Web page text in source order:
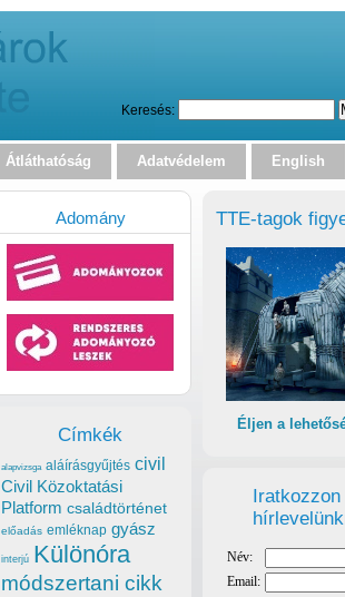
Keresés:
Átláthatóság Adatvédelem English
TTE-tagok
Éljen a
Iratkozzon
Adomány
Címkék
alapvizsga aláírásgyűjtés civil
Civil Közoktatási
Platform családtörténet
előadás emléknap gyász
interjú Különóra
módszertani cikk